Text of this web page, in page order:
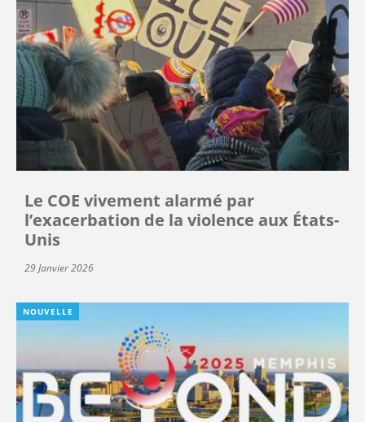
Le COE vivement alarmé par
l’exacerbation de la violence aux États-
Unis
29 Janvier 2026
NOUVELLE